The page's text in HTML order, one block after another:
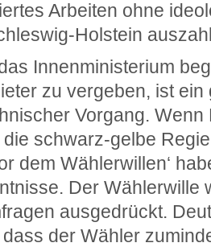
Arbeiten ohne
Holstein
Innenministerium
zu vergeben, ist ein
Vorgang.
schwarz-gelbe
dem Wählerwillen‘
Der Wählerwille
ausgedrückt.
der Wähler